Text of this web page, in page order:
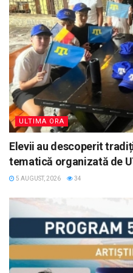
ULTIMA ORA
Elevii au descoperit
tematică organizată de
5 AUGUST, 2026 34